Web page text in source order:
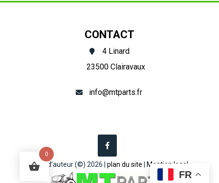
E
Hinomoto
C174
CONTACT
4 Linard
23500 Clairavaux
info@mtparts.fr
Droit d’auteur (©) 2026 | plan du site Mention legal
FR
0